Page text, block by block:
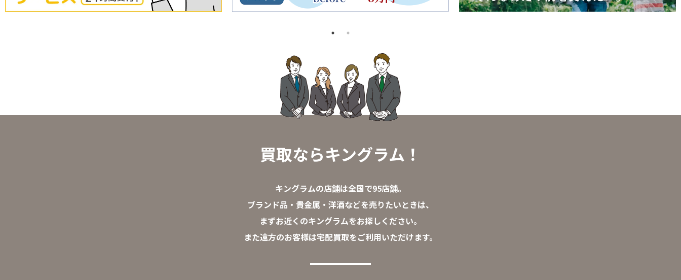
買取ならキングラム！
キングラムの店舗は全国で95店舗。
ブランド品・貴金属・洋酒などを売りたいときは、
まずお近くのキングラムをお探しください。
また遠方のお客様は宅配買取をご利用いただけます。